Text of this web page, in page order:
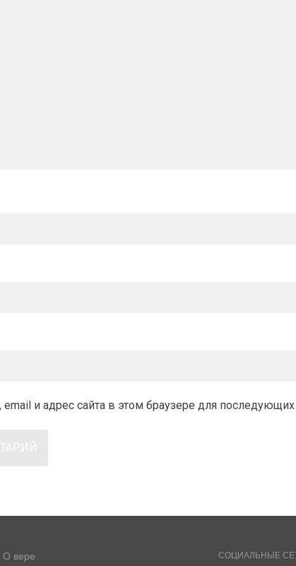
и адрес сайта в этом браузере для
О вере СОЦИАЛЬНЫЕ